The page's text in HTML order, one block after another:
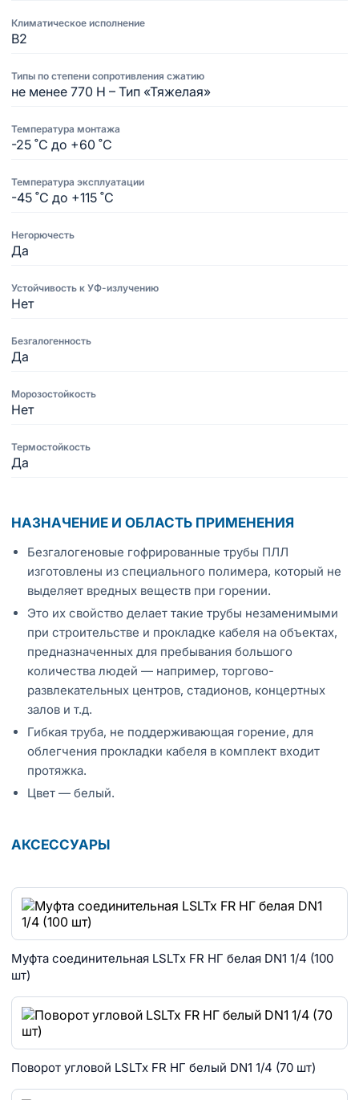
Климатическое исполнение
В2
Типы по степени сопротивления сжатию
не менее 770 Н – Тип «Тяжелая»
Температура монтажа
-25 ˚С до +60 ˚С
Температура эксплуатации
-45 ˚С до +115 ˚С
Негорючесть
Да
Устойчивость к УФ-излучению
Нет
Безгалогенность
Да
Морозостойкость
Нет
Термостойкость
Да
НАЗНАЧЕНИЕ И ОБЛАСТЬ ПРИМЕНЕНИЯ
Безгалогеновые гофрированные трубы ПЛЛ
изготовлены из специального полимера, который не
выделяет вредных веществ при горении.
Это их свойство делает такие трубы незаменимыми
при строительстве и прокладке кабеля на объектах,
предназначенных для пребывания большого
количества людей — например, торгово-
развлекательных центров, стадионов, концертных
залов и т.д.
Гибкая труба, не поддерживающая горение, для
облегчения прокладки кабеля в комплект входит
протяжка.
Цвет — белый.
АКСЕССУАРЫ
Муфта соединительная LSLTx FR НГ белая DN1 1/4 (100
шт)
Поворот угловой LSLTx FR НГ белый DN1 1/4 (70 шт)